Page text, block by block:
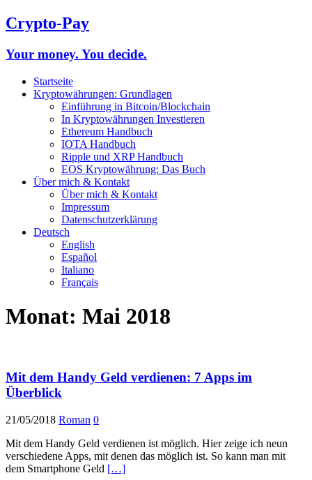
Crypto-Pay
Your money. You decide.
Startseite
Kryptowährungen: Grundlagen
Einführung in Bitcoin/Blockchain
In Kryptowährungen Investieren
Ethereum Handbuch
IOTA Handbuch
Ripple und XRP Handbuch
EOS Kryptowährung: Das Buch
Über mich & Kontakt
Über mich & Kontakt
Impressum
Datenschutzerklärung
Deutsch
English
Español
Italiano
Français
Monat: Mai 2018
Mit dem Handy Geld verdienen: 7 Apps im
Überblick
21/05/2018 Roman 0
Mit dem Handy Geld verdienen ist möglich. Hier zeige ich neun
verschiedene Apps, mit denen das möglich ist. So kann man mit
dem Smartphone Geld […]